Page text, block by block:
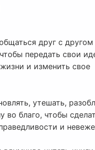
друг с другом
передать свои
и изменить свое
утешать,
во благо, чтобы
и